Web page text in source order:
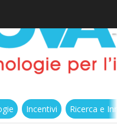
Incentivi Ricerca e